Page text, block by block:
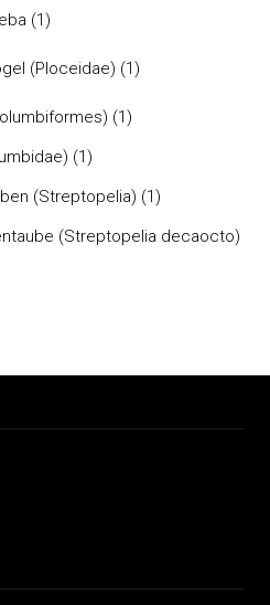
(1)
(Ploceidae) (1)
(1)
(1)
(Streptopelia) (1)
(Streptopelia decaocto)